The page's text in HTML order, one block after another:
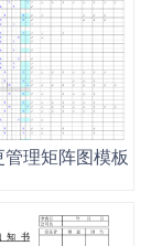
管理矩阵图模板